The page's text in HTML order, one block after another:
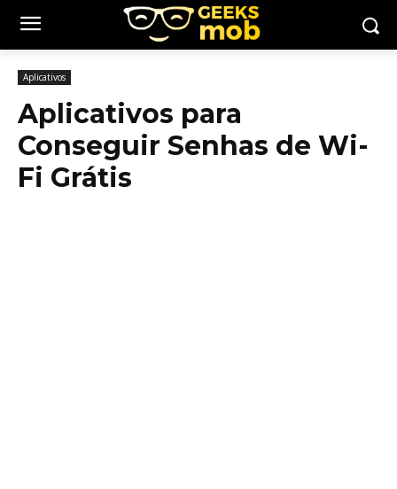
Aplicativos
Aplicativos para
Conseguir Senhas de Wi-
Fi Grátis